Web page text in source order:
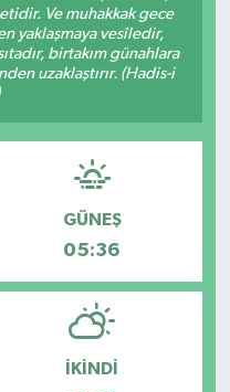
Ve muhakkak gece
yaklaşmaya vesîledir,
birtakım günahlara
uzaklaştırır. (Hadis-i
GÜNEŞ
05:36
İKINDI